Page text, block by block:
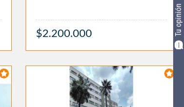
Tu opinión
$2.200.000